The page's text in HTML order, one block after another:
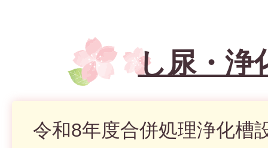
し尿・浄
令和8年度合併処理浄化槽